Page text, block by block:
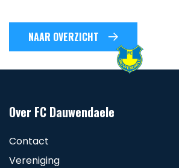
NAAR OVERZICHT
Over FC Dauwendaele
Contact
Vereniging